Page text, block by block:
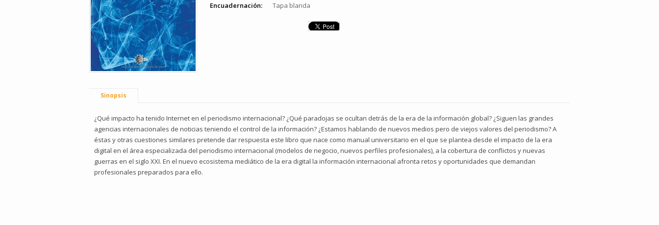
Encuadernación:
Tapa blanda
Sinopsis
¿Qué impacto ha tenido Internet en el periodismo internacional? ¿Qué paradojas se ocultan detrás de la era de la información global? ¿Siguen las grandes
agencias internacionales de noticias teniendo el control de la información? ¿Estamos hablando de nuevos medios pero de viejos valores del periodismo? A
éstas y otras cuestiones similares pretende dar respuesta este libro que nace como manual universitario en el que se plantea desde el impacto de la era
digital en el área especializada del periodismo internacional (modelos de negocio, nuevos perfiles profesionales), a la cobertura de conflictos y nuevas
guerras en el siglo XXI. En el nuevo ecosistema mediático de la era digital la información internacional afronta retos y oportunidades que demandan
profesionales preparados para ello.